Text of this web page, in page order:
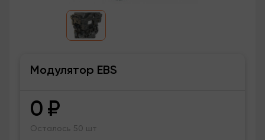
Модулятор EBS
0 ₽
Осталось 50 шт